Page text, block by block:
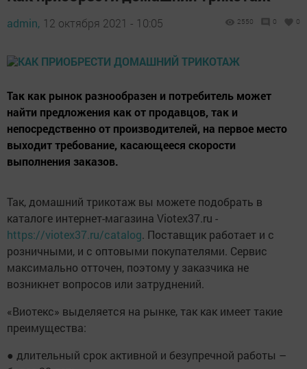
admin, 12 октября 2021 - 10:05 2550 0 0
Так как рынок разнообразен и потребитель может
найти предложения как от продавцов, так и
непосредственно от производителей, на первое место
выходит требование, касающееся скорости
выполнения заказов.
Так, домашний трикотаж вы можете подобрать в
каталоге интернет-магазина Viotex37.ru -
https://viotex37.ru/catalog. Поставщик работает и с
розничными, и с оптовыми покупателями. Сервис
максимально отточен, поэтому у заказчика не
возникнет вопросов или затруднений.
«Виотекс» выделяется на рынке, так как имеет такие
преимущества:
● длительный срок активной и безупречной работы –